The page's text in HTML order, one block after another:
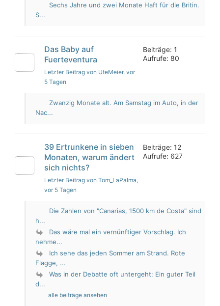
Sechs Jahre und zwei Monate Haft für die Britin.
S...
Das Baby auf
Fuerteventura
Letzter Beitrag von UteMeier, vor
5 Tagen
Beiträge: 1
Aufrufe: 80
Zwanzig Monate alt. Am Samstag im Auto, in der
Nac...
39 Ertrunkene in sieben
Monaten, warum ändert
sich nichts?
Letzter Beitrag von Tom_LaPalma,
vor 5 Tagen
Beiträge: 12
Aufrufe: 627
Die Zahlen von "Canarias, 1500 km de Costa" sind
h...
Das wäre mal ein vernünftiger Vorschlag. Ich
nehme...
Ich sehe das jeden Sommer am Strand. Rote
Flagge, ...
Was in der Debatte oft untergeht: Ein guter Teil
d...
alle beiträge ansehen